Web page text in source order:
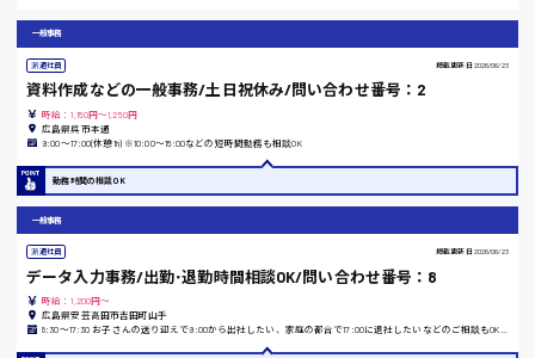
香川県
時給1200円〜
一般事務
派遣社員 掲載更新日 2026/06/23
資料作成などの一般事務/土日祝休み/問い合わせ番号：2
時給：1,150円～1,250円
広島県呉市本通
9:00〜17:00(休憩1h) ※10:00〜15:00などの短時間勤務も相談OK
勤務時間の相談OK
一般事務
派遣社員 掲載更新日 2026/06/23
データ入力事務/出勤･退勤時間相談OK/問い合わせ番号：8
時給：1,200円～
広島県安芸高田市吉田町山手
8:30〜17:30 お子さんの送り迎えで9:00から出社したい、家庭の都合で17:00に退社したいなどのご相談もOKです！